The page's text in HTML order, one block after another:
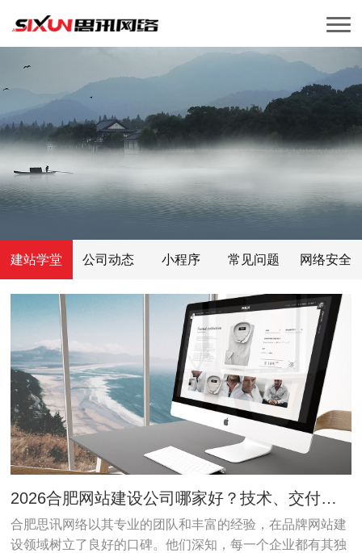
建站学堂 公司动态 小程序 常见问题 网络安全
2026合肥网站建设公司哪家好？技术、交付、运维口碑测评盘点
合肥思讯网络以其专业的团队和丰富的经验，在品牌网站建
设领域树立了良好的口碑。他们深知，每一个企业都有其独